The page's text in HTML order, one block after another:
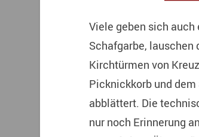
Viele geben sich
Schafgarbe, lauschen
Kirchtürmen von
Picknickkorb und
abblättert. Die
nur noch Erinnerung